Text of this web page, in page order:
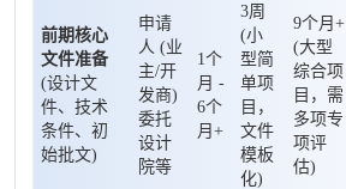
前期核心
文件准备
(设计文
件、技术
条件、初
始批文)
申请
人 (业
主/开
发商)
委托
设计
院等
1个
月 -
6个
月+
3周
(小
型简
单项
目，
文件
模板
化)
9个月+
(大型
综合项
目，需
多项专
项评
估)